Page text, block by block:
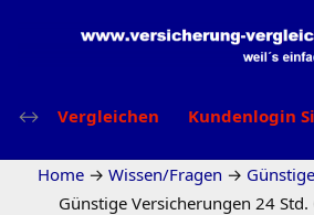
Vergleichen Kundenlogin
Home → Wissen/Fragen →
Günstige Versicherungen 24 Std.